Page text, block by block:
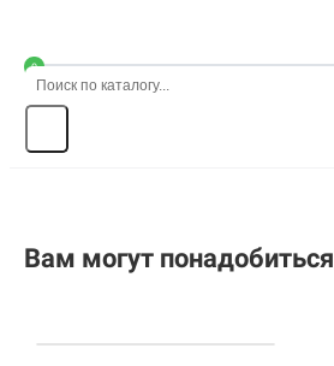
0
Вам могут понадобиться